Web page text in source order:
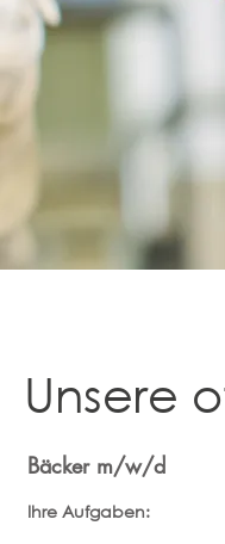
Unsere
Bäcker m/w/d
Ihre Aufgaben: